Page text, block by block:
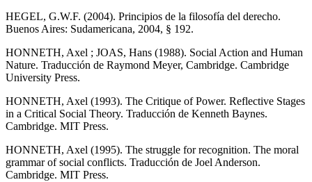
HEGEL, G.W.F. (2004). Principios de la filosofía del derecho.
Buenos Aires: Sudamericana, 2004, § 192.
HONNETH, Axel ; JOAS, Hans (1988). Social Action and Human
Nature. Traducción de Raymond Meyer, Cambridge. Cambridge
University Press.
HONNETH, Axel (1993). The Critique of Power. Reflective Stages
in a Critical Social Theory. Traducción de Kenneth Baynes.
Cambridge. MIT Press.
HONNETH, Axel (1995). The struggle for recognition. The moral
grammar of social conflicts. Traducción de Joel Anderson.
Cambridge. MIT Press.